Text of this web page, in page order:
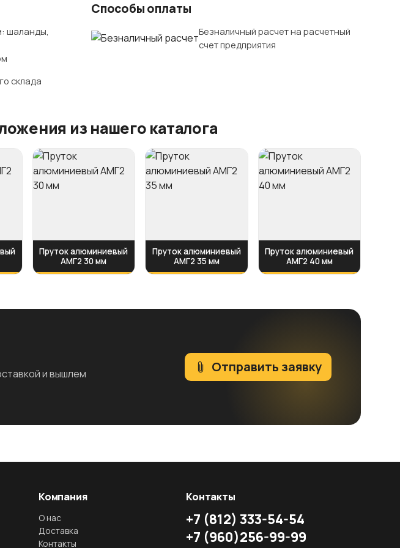
шаланды,
склада
Способы оплаты
Безналичный расчет на расчетный
счет предприятия
из нашего каталога
Пруток алюминиевый
АМГ2 30 мм
Пруток алюминиевый
АМГ2 35 мм
Пруток алюминиевый
АМГ2 40 мм
и вышлем
Отправить заявку
Компания
О нас
Доставка
Контакты
Контакты
+7 (812) 333-54-54
+7 (960)256-99-99